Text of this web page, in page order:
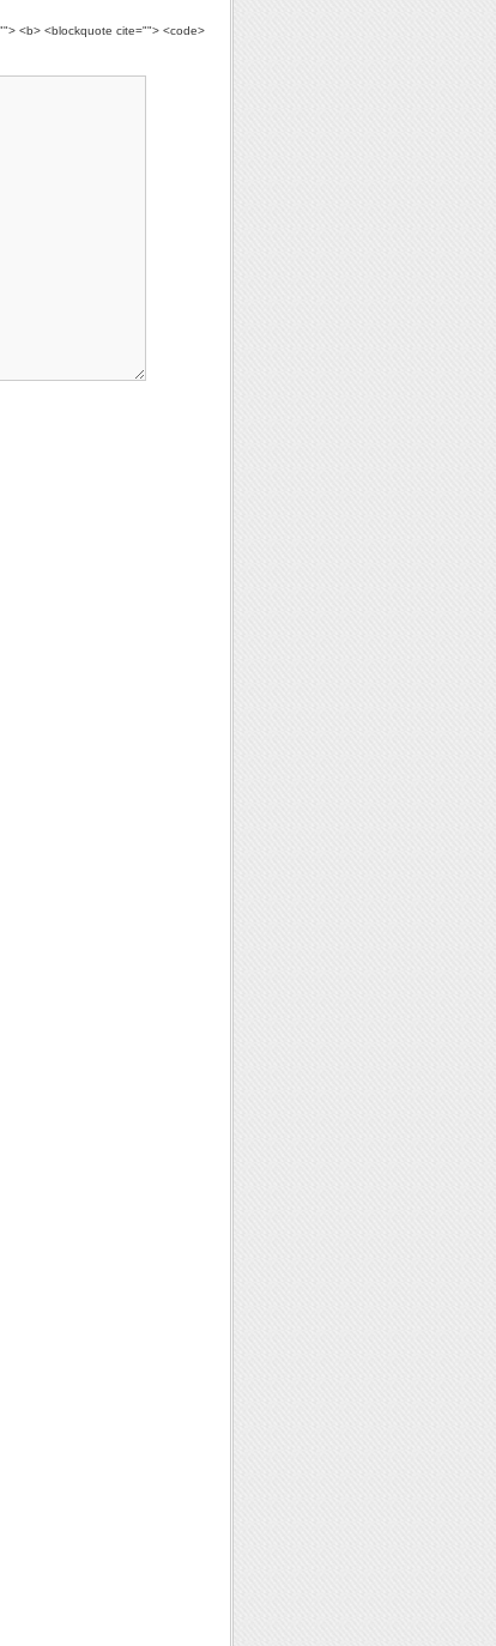
<b> <blockquote cite=""> <code>